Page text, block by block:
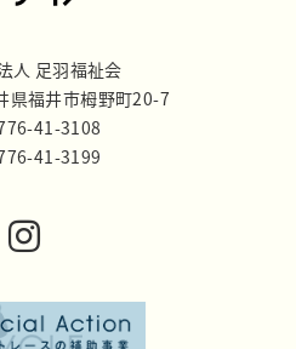
人 足羽福祉会
県福井市栂野町20-7
41-3108
41-3199